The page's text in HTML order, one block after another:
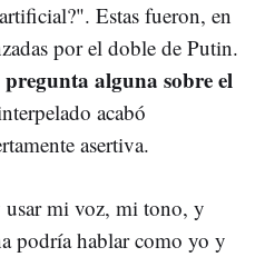
Estas fueron, en
por el doble de Putin.
alguna sobre el
acabó
asertiva.
usar mi voz, mi tono, y
podría hablar como yo y